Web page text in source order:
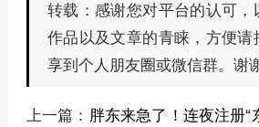
转载： 感谢您对平台的认可
作品以及文章的青睐，方便请
享到个人朋友圈或微信群。谢
上一篇： 胖东来急了！连夜注册“